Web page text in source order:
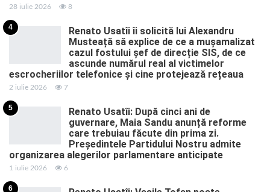
28 iulie 2026 8
4
Renato Usatîi îi solicită lui Alexandru
Musteață să explice de ce a mușamalizat
cazul fostului șef de direcție SIS, de ce
ascunde numărul real al victimelor
escrocheriilor telefonice și cine protejează rețeaua
2 iulie 2026 7
5
Renato Usatîi: După cinci ani de
guvernare, Maia Sandu anunță reforme
care trebuiau făcute din prima zi.
Președintele Partidului Nostru admite
organizarea alegerilor parlamentare anticipate
1 iulie 2026 6
6